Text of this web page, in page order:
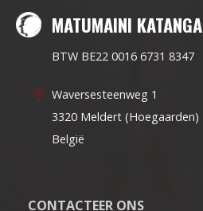
MATUMAINI KATANGA
BTW BE22 0016 6731 8347
Waversesteenweg 1
3320 Meldert (Hoegaarden)
België
CONTACTEER ONS